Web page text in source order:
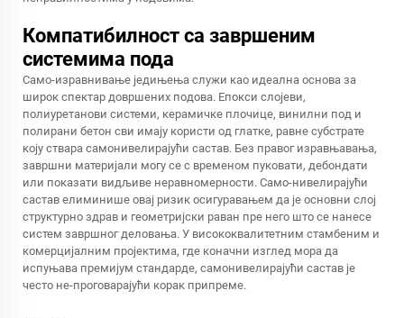
Компатибилност са завршеним
системима пода
Само-изравнивање једињења служи као идеална основа за
широк спектар довршених подова. Епокси слојеви,
полиуретанови системи, керамичке плочице, винилни под и
полирани бетон сви имају користи од глатке, равне субстрате
коју ствара самонивелирајући састав. Без правог изравњавања,
завршни материјали могу се с временом пуковати, дебондати
или показати видљиве неравномерности. Само-нивелирајући
састав елиминише овај ризик осигуравањем да је основни слој
структурно здрав и геометријски раван пре него што се нанесе
систем завршног деловања. У висококвалитетним стамбеним и
комерцијалним пројектима, где коначни изглед мора да
испуњава премијум стандарде, самонивелирајући састав је
често не-проговарајући корак припреме.